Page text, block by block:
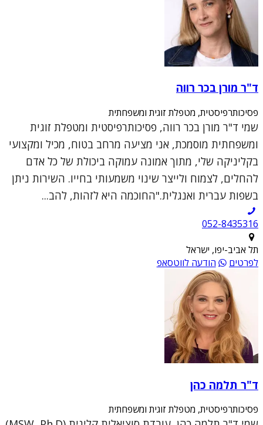
ד"ר מורן בכר רווה
פסיכותרפיסטית, מטפלת זוגית ומשפחתית
שמי ד"ר מורן בכר רווה, פסיכותרפיסטית ומטפלת זוגית
ומשפחתית מוסמכת, אני מציעה מרחב בטוח, מכיל ומקצועי
בקליניקה שלי, מתוך אמונה עמוקה ביכולת של כל אדם
להחלים, לצמוח ולייצר שינוי משמעותי בחייו. השירות ניתן
בשפות עברית ואנגלית."החוכמה היא לזהות, להב...
052-8435316
תל אביב-יפו, ישראל
לפרטים
הודעה לווטסאפ
ד"ר תלמה כהן
פסיכותרפיסטית, מטפלת זוגית ומשפחתית